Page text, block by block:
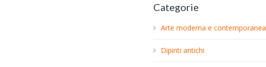
r
h
Categorie
Arte moderna e contemporanea
Dipinti antichi